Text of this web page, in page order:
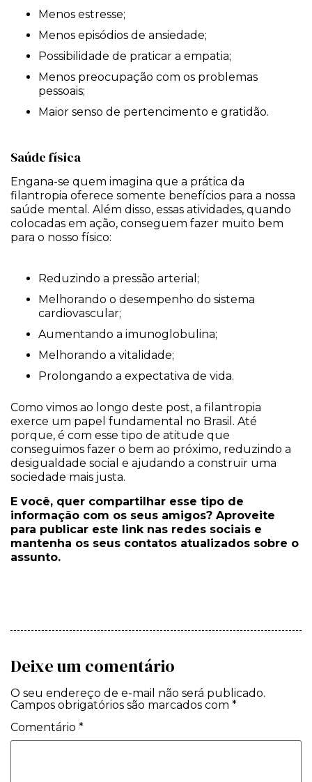
Menos estresse;
Menos episódios de ansiedade;
Possibilidade de praticar a empatia;
Menos preocupação com os problemas
pessoais;
Maior senso de pertencimento e gratidão.
Saúde física
Engana-se quem imagina que a prática da
filantropia oferece somente benefícios para a nossa
saúde mental. Além disso, essas atividades, quando
colocadas em ação, conseguem fazer muito bem
para o nosso físico:
Reduzindo a pressão arterial;
Melhorando o desempenho do sistema
cardiovascular;
Aumentando a imunoglobulina;
Melhorando a vitalidade;
Prolongando a expectativa de vida.
Como vimos ao longo deste post, a filantropia
exerce um papel fundamental no Brasil. Até
porque, é com esse tipo de atitude que
conseguimos fazer o bem ao próximo, reduzindo a
desigualdade social e ajudando a construir uma
sociedade mais justa.
E você, quer compartilhar esse tipo de
informação com os seus amigos? Aproveite
para publicar este link nas redes sociais e
mantenha os seus contatos atualizados sobre o
assunto.
Deixe um comentário
O seu endereço de e-mail não será publicado.
Campos obrigatórios são marcados com *
Comentário *